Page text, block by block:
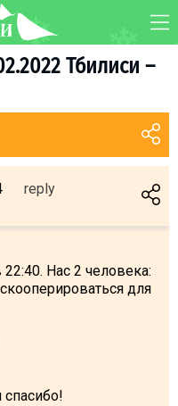
Тбилиси –
reply
Нас 2 человека:
для
MAP